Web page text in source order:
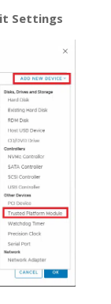
Settings